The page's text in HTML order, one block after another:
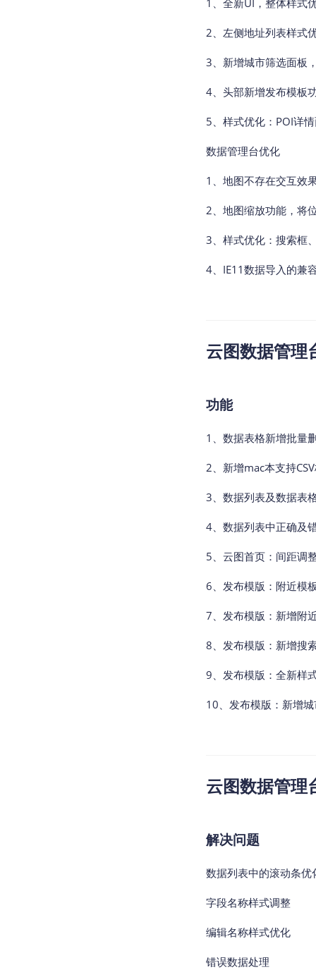
1、全新UI，整体样式
2、左侧地址列表样式
3、新增城市筛选面板
4、头部新增发布模板
5、样式优化：POI详
数据管理台优化
1、地图不存在交互效
2、地图缩放功能，将
3、样式优化：搜索框
4、IE11数据导入的兼
云图数据管
功能
1、数据表格新增批量
2、新增mac本支持
3、数据列表及数据表
4、数据列表中正确及
5、云图首页：间距调
6、发布模版：附近模
7、发布模版：新增附
8、发布模版：新增搜
9、发布模版：全新样
10、发布模版：新增
云图数据管
解决问题
数据列表中的滚动条优
字段名称样式调整
编辑名称样式优化
错误数据处理